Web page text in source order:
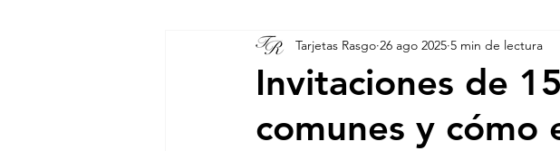
Invitaciones de
comunes y cómo
Tarjetas Rasgo 26 ago 2025 5 min de lectura